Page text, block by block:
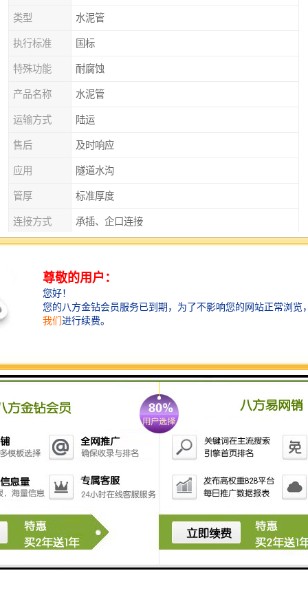
类型 水泥管
执行标准 国标
特殊功能 耐腐蚀
产品名称 水泥管
运输方式 陆运
售后 及时响应
应用 隧道水沟
管厚 标准厚度
连接方式 承插、企口连接
产品特性 排污
产品种类 平口管、企口管、承插口管、涵管
125
城市的雨水排放系统离不开衡水水泥管的支持。它能够
迅速将雨水从道路、屋顶等地方排泄到污水处理系统，
保持城市的排水畅通，防止城市内涝。